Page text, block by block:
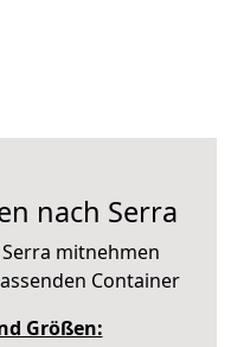
nach Serra
mitnehmen
Container
Größen: